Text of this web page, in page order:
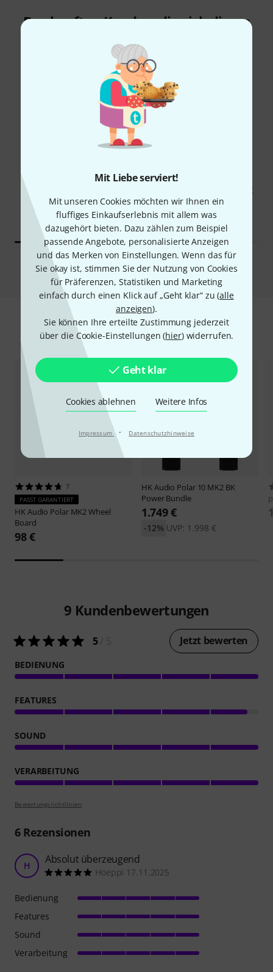
Mit Liebe serviert!
Mit unseren Cookies möchten wir Ihnen ein
fluffiges Einkaufserlebnis mit allem was
dazugehört bieten. Dazu zählen zum Beispiel
passende Angebote, personalisierte Anzeigen
und das Merken von Einstellungen. Wenn das für
Sie okay ist, stimmen Sie der Nutzung von Cookies
für Präferenzen, Statistiken und Marketing
einfach durch einen Klick auf „Geht klar“ zu (alle
anzeigen).
Sie können Ihre erteilte Zustimmung jederzeit
über die Cookie-Einstellungen (hier) widerrufen.
Geht klar
Cookies ablehnen Weitere Infos
Impressum · Datenschutzhinweise
Das kauften Kunden, die sich dieses
Produkt angesehen haben
46%
KAUFTEN
888 €
KAUFTEN
HK Audio Polar 12 MK2 BK
1.035 €
Vergleichen
Zubehör & passende Artikel
7
PASST GARANTIERT
HK Audio Polar MK2 Wheel
Board
98 €
HK Audio Polar 10 MK2 BK
Power Bundle
1.749 €
UVP: 1.998 €
-12%
9 Kundenbewertungen
5/ 5 Jetzt bewerten
BEDIENUNG
FEATURES
SOUND
VERARBEITUNG
Bewertungsrichtlinien
6Rezensionen
H Absolut überzeugend
Hoeppi 17.11.2025
Bedienung
Features
Sound
Verarbeitung